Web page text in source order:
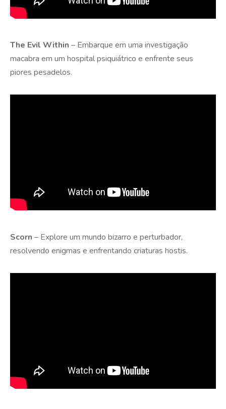
The Evil Within – Embarque em uma investigação
macabra em um hospital psiquiátrico e enfrente seus
piores pesadelos.
Scorn – Explore um mundo bizarro e perturbador,
resolvendo enigmas e enfrentando criaturas hostis.